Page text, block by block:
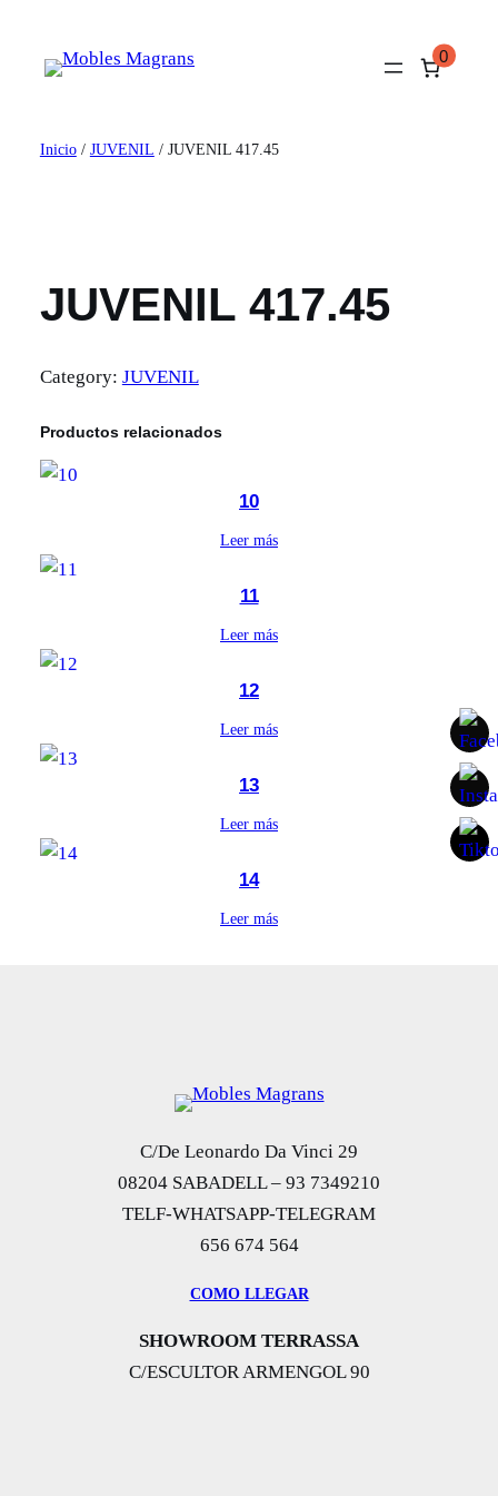
contenido
0
Inicio/ JUVENIL / JUVENIL 417.45
JUVENIL 417.45
Category: JUVENIL
Productos relacionados
10
Leer más
11
Leer más
12
Leer más
13
Leer más
14
Leer más
C/De Leonardo Da Vinci 29
08204 SABADELL – 93 7349210
TELF-WHATSAPP-TELEGRAM
656 674 564
COMO LLEGAR
SHOWROOM TERRASSA
C/ESCULTOR ARMENGOL 90